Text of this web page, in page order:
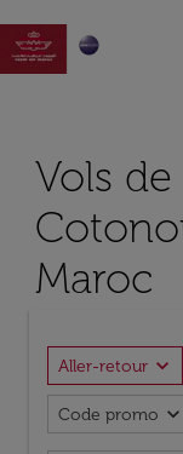

Vols
Maroc
Aller-retour expand_more
Code promo expand_more